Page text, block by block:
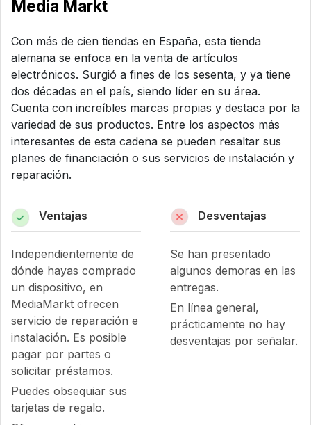
Media Markt
Con más de cien tiendas en España, esta tienda
alemana se enfoca en la venta de artículos
electrónicos. Surgió a fines de los sesenta, y ya tiene
dos décadas en el país, siendo líder en su área.
Cuenta con increíbles marcas propias y destaca por la
variedad de sus productos. Entre los aspectos más
interesantes de esta cadena se pueden resaltar sus
planes de financiación o sus servicios de instalación y
reparación.
Ventajas
Independientemente de
dónde hayas comprado
un dispositivo, en
MediaMarkt ofrecen
servicio de reparación e
instalación. Es posible
pagar por partes o
solicitar préstamos.
Puedes obsequiar sus
tarjetas de regalo.
Desventajas
Se han presentado
algunos demoras en las
entregas.
En línea general,
prácticamente no hay
desventajas por señalar.